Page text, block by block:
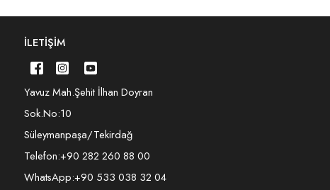
İLETIŞIM
Yavuz Mah.Şehit İlhan Doyran
Sok.No:10
Süleymanpaşa/Tekirdağ
Telefon:+90 282 260 88 00
WhatsApp:+90 533 038 32 04